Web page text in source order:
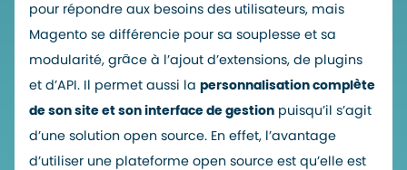
pour répondre aux besoins des utilisateurs, mais
Magento se différencie pour sa souplesse et sa
modularité, grâce à l’ajout d’extensions, de plugins
et d’API. Il permet aussi la personnalisation complète
de son site et son interface de gestion puisqu’il s’agit
d’une solution open source. En effet, l’avantage
d’utiliser une plateforme open source est qu’elle est